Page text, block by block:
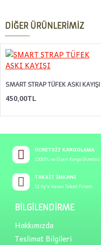
DIĞER ÜRÜNLERIMIZ
SMART STRAP TÜFEK ASKI KAYIŞI
450,00TL
ÜCRETSIZ KARGOLAMA
1500TL ve Üzeri Kargo Ücretsiz
TAKSIT İMKANI
12 Ay'a Varan Taksit Fırsatı
BILGILENDIRME
Hakkımızda
Teslimat Bilgileri